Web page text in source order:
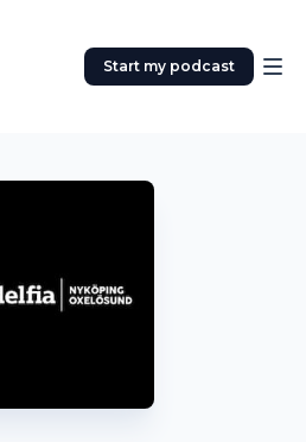
Start my podcast